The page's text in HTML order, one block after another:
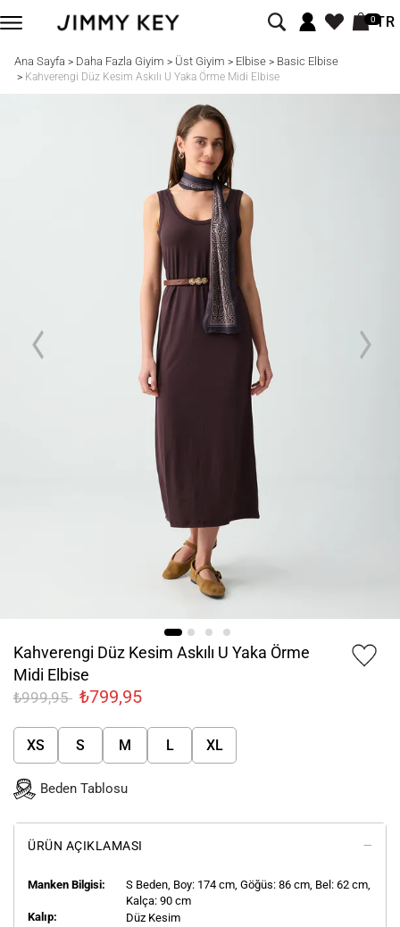
0TR
Ana Sayfa > Daha Fazla Giyim > Üst Giyim > Elbise> Basic Elbise
> Kahverengi Düz Kesim Askılı U Yaka Örme Midi Elbise
Kahverengi Düz Kesim Askılı U Yaka Örme
Midi Elbise
₺999,95 ₺799,95
XS S M L XL
Beden Tablosu
ÜRÜN AÇIKLAMASI
Manken Bilgisi: S Beden, Boy: 174 cm, Göğüs: 86 cm, Bel: 62 cm,
Kalça: 90 cm
Kalıp:
Düz Kesim